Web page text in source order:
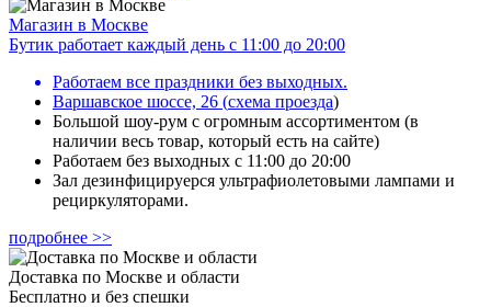
Магазин в Москве
Бутик работает каждый день с 11:00 до 20:00
Работаем все праздники без выходных.
Варшавское шоссе, 26 (схема проезда)
Большой шоу-рум с огромным ассортиментом (в
наличии весь товар, который есть на сайте)
Работаем без выходных с 11:00 до 20:00
Зал дезинфицируерся ультрафиолетовыми лампами и
рециркуляторами.
подробнее >>
Доставка по Москве и области
Бесплатно и без спешки